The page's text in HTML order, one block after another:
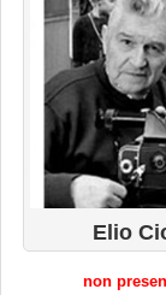
Elio
non